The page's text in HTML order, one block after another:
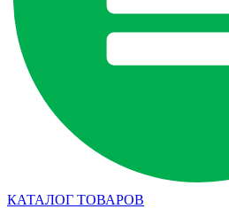
КАТАЛОГ ТОВАРОВ